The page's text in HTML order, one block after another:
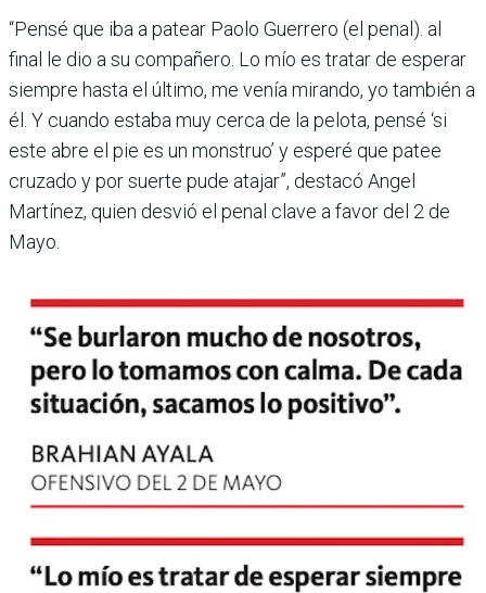
“Pensé que iba a patear Paolo Guerrero (el penal). al
final le dio a su compañero. Lo mío es tratar de esperar
siempre hasta el último, me venía mirando, yo también a
él. Y cuando estaba muy cerca de la pelota, pensé ‘si
este abre el pie es un monstruo’ y esperé que patee
cruzado y por suerte pude atajar”, des­tacó Angel
Martínez, quien desvió el penal clave a favor del 2 de
Mayo.